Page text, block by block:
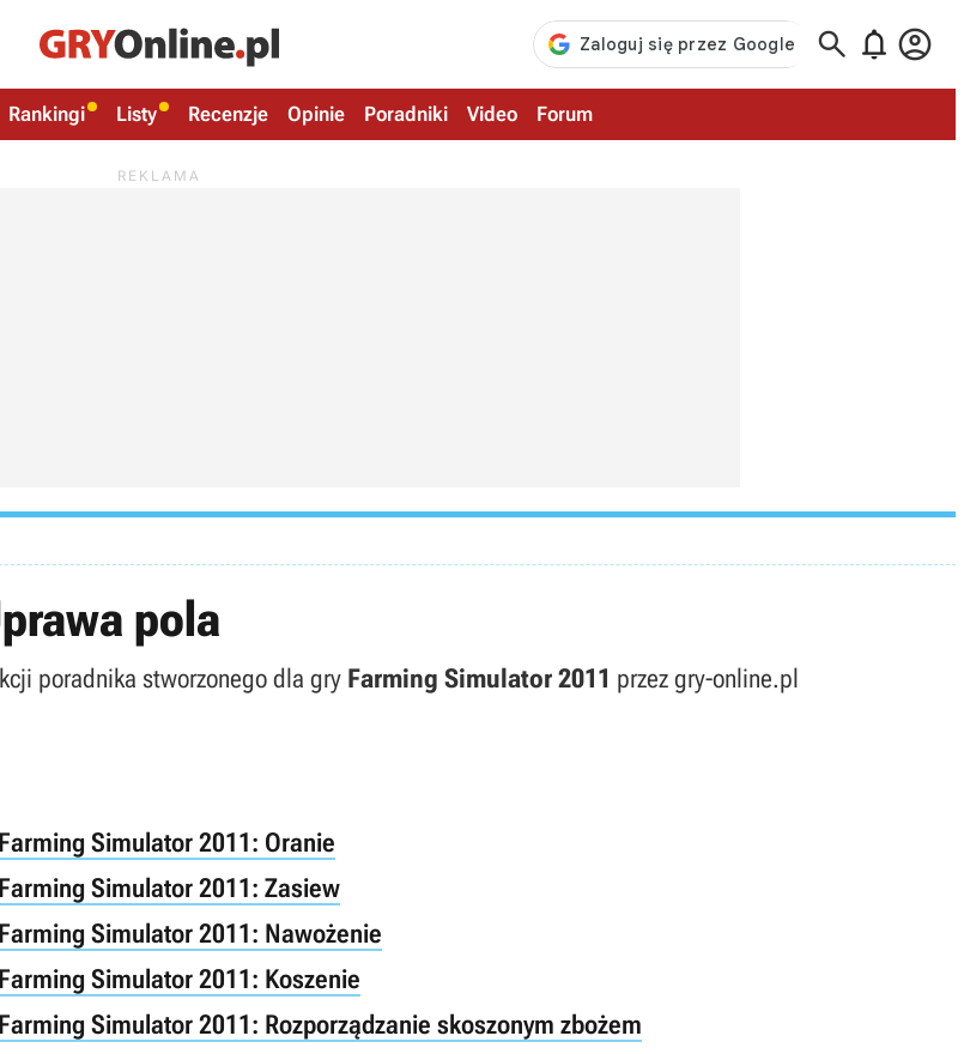
  
Rankingi Listy Recenzje Opinie Poradniki Video Forum
pola
poradnika stworzonego dla gry Farming Simulator 2011 przez gry-online.pl
Farming Simulator 2011: Oranie
Farming Simulator 2011: Zasiew
Farming Simulator 2011: Nawożenie
Farming Simulator 2011: Koszenie
Farming Simulator 2011: Rozporządzanie skoszonym zbożem